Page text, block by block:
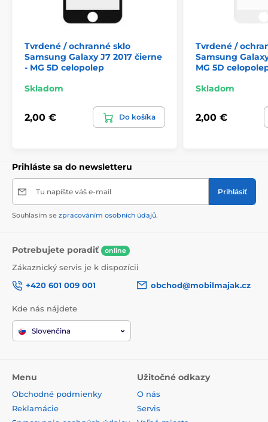
Tvrdené / ochranné sklo
Samsung Galaxy J7 2017 čierne
- MG 5D celopolep
Skladom
2,00 € Do košíka
Tvrdené /
Samsung
MG 5D
Skladom
2,00 €
Prihláste sa do newsletteru
Tu napíšte váš e-mail Prihlásiť
Souhlasím se zpracováním osobních údajů.
Potrebujete poradiť online
Zákaznický servis je k dispozícii
+420 601 009 001
obchod@mobilmajak.cz
Kde nás nájdete
Slovenčina
Menu
Obchodné podmienky
Reklamácie
Užitočné odkazy
O nás
Servis